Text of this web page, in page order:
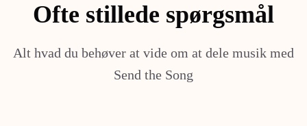
Ofte stillede spørgsmål
Alt hvad du behøver at vide om at dele musik med
Send the Song